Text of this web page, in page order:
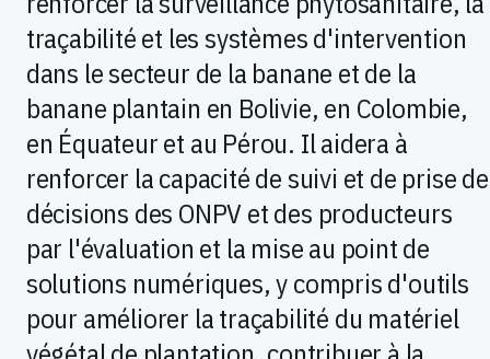
traçabilité et les systèmes d'intervention
dans le secteur de la banane et de la
banane plantain en Bolivie, en Colombie,
en Équateur et au Pérou. Il aidera à
renforcer la capacité de suivi et de prise de
décisions des ONPV et des producteurs
par l'évaluation et la mise au point de
solutions numériques, y compris d'outils
pour améliorer la traçabilité du matériel